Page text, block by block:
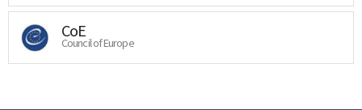
CoE
Council of Europe